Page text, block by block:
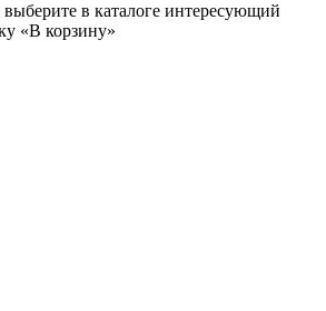
в каталоге интересующий
«В корзину»